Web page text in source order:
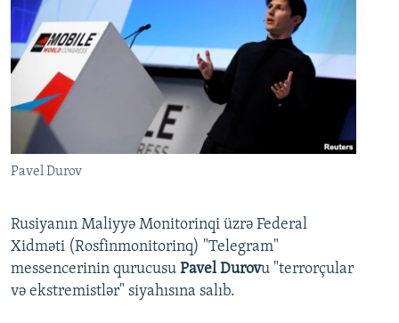
Pavel Durov
Rusiyanın Maliyyə Monitorinqi üzrə Federal
Xidməti (Rosfinmonitorinq) "Telegram"
messencerinin qurucusu Pavel Durovu "terrorçular
və ekstremistlər" siyahısına salıb.